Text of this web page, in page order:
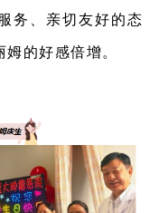
务、亲切友好的态
的好感倍增。